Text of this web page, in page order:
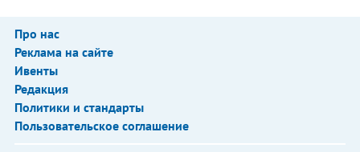
Про нас
Реклама на сайте
Ивенты
Редакция
Политики и стандарты
Пользовательское соглашение